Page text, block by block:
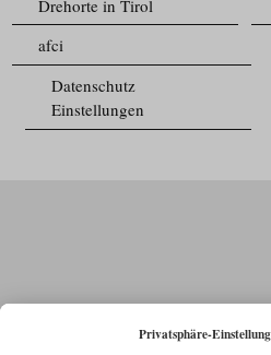
Drehorte in Tirol
afci
Datenschutz
Einstellungen